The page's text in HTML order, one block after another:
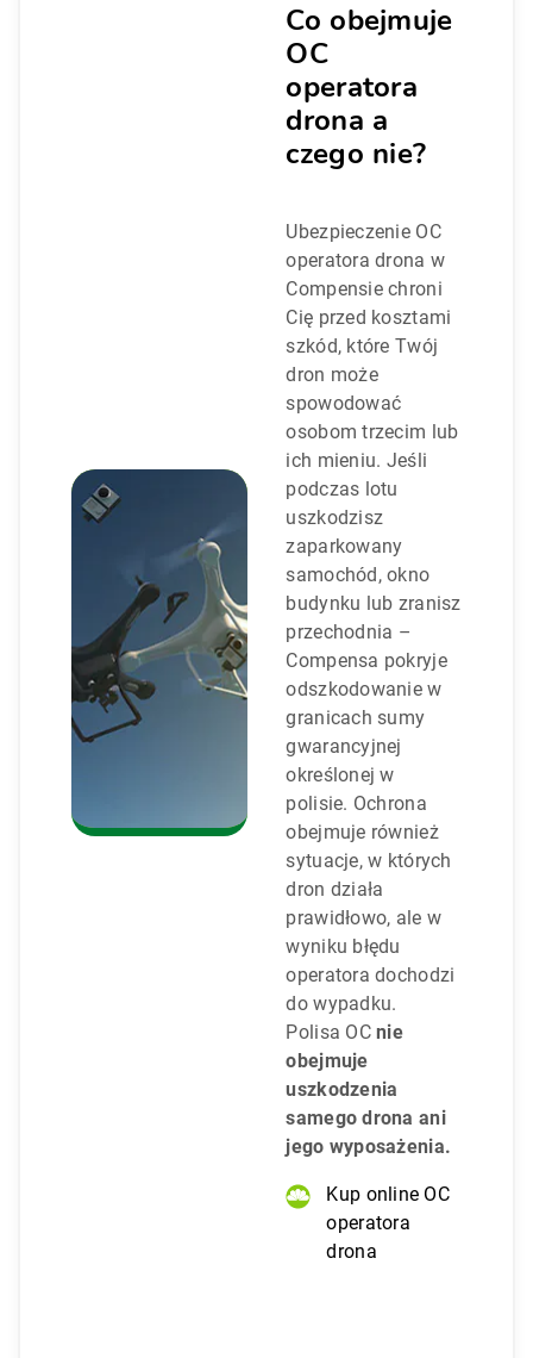
Co obejmuje
OC
operatora
drona a
czego nie?
Ubezpieczenie OC
operatora drona w
Compensie chroni
Cię przed kosztami
szkód, które Twój
dron może
spowodować
osobom trzecim lub
ich mieniu. Jeśli
podczas lotu
uszkodzisz
zaparkowany
samochód, okno
budynku lub zranisz
przechodnia –
Compensa pokryje
odszkodowanie w
granicach sumy
gwarancyjnej
określonej w
polisie. Ochrona
obejmuje również
sytuacje, w których
dron działa
prawidłowo, ale w
wyniku błędu
operatora dochodzi
do wypadku.
Polisa OCnie
obejmuje
uszkodzenia
samego drona ani
jego wyposażenia.
Kup online OC
operatora
drona